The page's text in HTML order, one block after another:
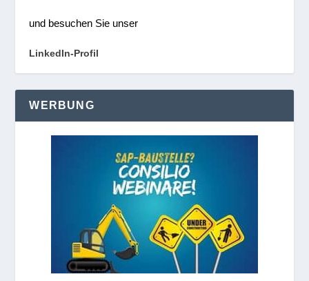
und besuchen Sie unser
LinkedIn-Profil
WERBUNG